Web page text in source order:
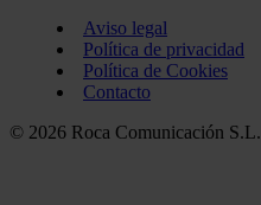
Aviso legal
Política de privacidad
Política de Cookies
Contacto
© 2026 Roca Comunicación S.L.